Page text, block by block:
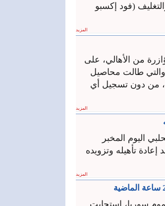
(فود إكسبو
المزيد
من الأهالي، على
طالت محاصيل
من دون تسجيل أي
المزيد
اليوم المخبر
تأهيله وتزويده
المزيد
في عموم سوريا، استجابت